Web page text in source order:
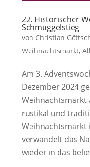
22. Historischer
Schmuggelstieg
von Christian
Weihnachtsmarkt,
Am 3.
Dezember 2024
Weihnachtsmarkt
rustikal und
Weihnachtsmarkt
verwandelt das
wieder in das